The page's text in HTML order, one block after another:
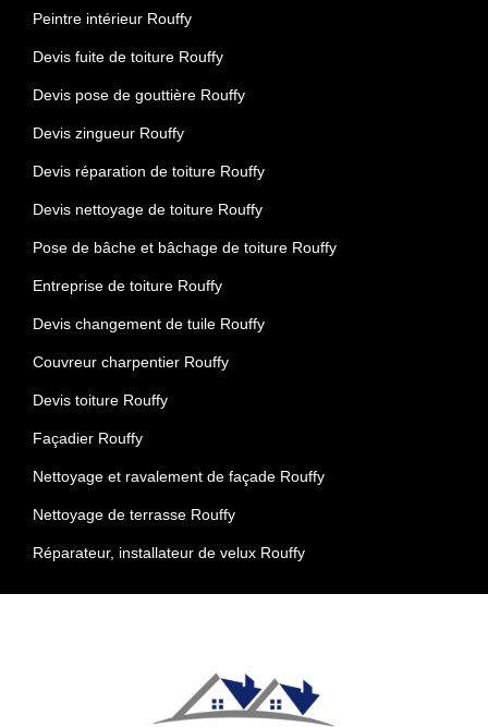
Peintre intérieur Rouffy
Devis fuite de toiture Rouffy
Devis pose de gouttière Rouffy
Devis zingueur Rouffy
Devis réparation de toiture Rouffy
Devis nettoyage de toiture Rouffy
Pose de bâche et bâchage de toiture Rouffy
Entreprise de toiture Rouffy
Devis changement de tuile Rouffy
Couvreur charpentier Rouffy
Devis toiture Rouffy
Façadier Rouffy
Nettoyage et ravalement de façade Rouffy
Nettoyage de terrasse Rouffy
Réparateur, installateur de velux Rouffy